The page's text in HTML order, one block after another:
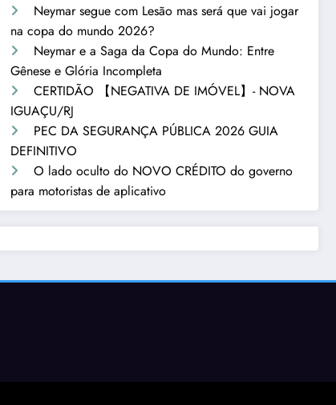
Neymar segue com Lesão mas será que vai jogar
na copa do mundo 2026?
Neymar e a Saga da Copa do Mundo: Entre
Gênese e Glória Incompleta
CERTIDÃO 【NEGATIVA DE IMÓVEL】- NOVA
IGUAÇU/RJ
PEC DA SEGURANÇA PÚBLICA 2026 GUIA
DEFINITIVO
O lado oculto do NOVO CRÉDITO do governo
para motoristas de aplicativo